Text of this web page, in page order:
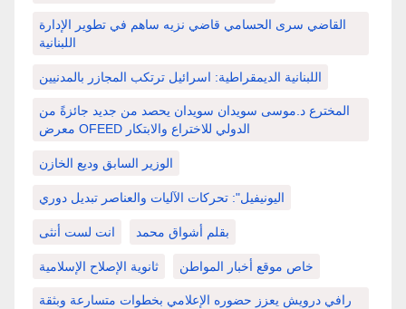
القاضي سرى الحسامي قاضي نزيه ساهم في تطوير الإدارة
اللبنانية
اللبنانية الديمقراطية: اسرائيل ترتكب المجازر بالمدنيين
المخترع د.موسى سويدان سويدان يحصد من جديد جائزةً من
معرض OFEED الدولي للاختراع والابتكار
الوزير السابق وديع الخازن
اليونيفيل": تحركات الآليات والعناصر تبديل دوري
انت لست أنثى بقلم أشواق محمد
ثانوية الإصلاح الإسلامية خاص موقع أخبار المواطن
رافي درويش يعزز حضوره الإعلامي بخطوات متسارعة وبثقة